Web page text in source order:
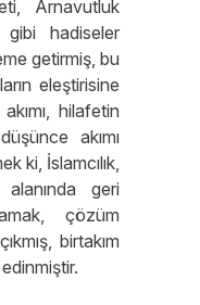
Arnavutluk
gibi hadiseler
getirmiş, bu
eleştirisine
hilafetin
akımı
ki, İslamcılık,
alanında geri
çözüm
birtakım